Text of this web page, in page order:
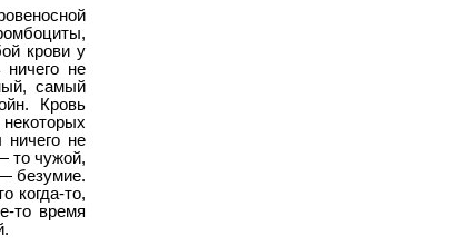
крови у
не
самый
Кровь
не
то чужой,
безумие.
когда-то,
то время